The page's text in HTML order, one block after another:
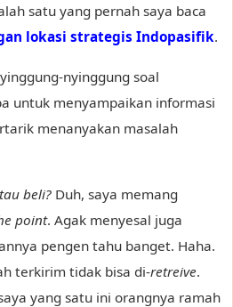
satu yang pernah saya baca
lokasi strategis Indopasifik.
nyinggung soal
untuk menyampaikan informasi
menanyakan masalah
beli? Duh, saya memang
point. Agak menyesal juga
pengen tahu banget. Haha.
terkirim tidak bisa di-retreive.
yang satu ini orangnya ramah